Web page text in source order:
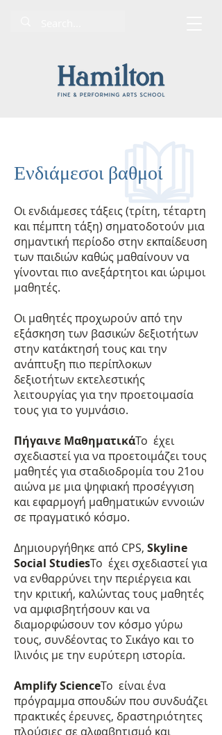
Οι ενδιάμεσες τάξεις (τρίτη, τέταρτη
και πέμπτη τάξη) σηματοδοτούν μια
σημαντική περίοδο στην εκπαίδευση
των παιδιών καθώς μαθαίνουν να
γίνονται πιο ανεξάρτητοι και ώριμοι
μαθητές.
Οι μαθητές προχωρούν από την
εξάσκηση των βασικών δεξιοτήτων
στην κατάκτησή τους και την
ανάπτυξη πιο περίπλοκων
δεξιοτήτων εκτελεστικής
λειτουργίας για την προετοιμασία
τους για το γυμνάσιο.
Πήγαινε ΜαθηματικάΤο έχει
σχεδιαστεί για να προετοιμάζει τους
μαθητές για σταδιοδρομία του 21ου
αιώνα με μια ψηφιακή προσέγγιση
και εφαρμογή μαθηματικών εννοιών
σε πραγματικό κόσμο.
Δημιουργήθηκε από CPS, Skyline
Social StudiesΤο έχει σχεδιαστεί για
να ενθαρρύνει την περιέργεια και
την κριτική, καλώντας τους μαθητές
να αμφισβητήσουν και να
διαμορφώσουν τον κόσμο γύρω
τους, συνδέοντας το Σικάγο και το
Ιλινόις με την ευρύτερη ιστορία.
Amplify ScienceΤο είναι ένα
πρόγραμμα σπουδών που συνδυάζει
πρακτικές έρευνες, δραστηριότητες
πλούσιες σε αλφαβητισμό και
Ενδιάμεσοι βαθμοί